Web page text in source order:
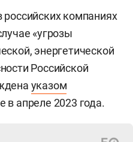
компаниях
«угрозы
энергетической
Российской
указом
апреле 2023 года.